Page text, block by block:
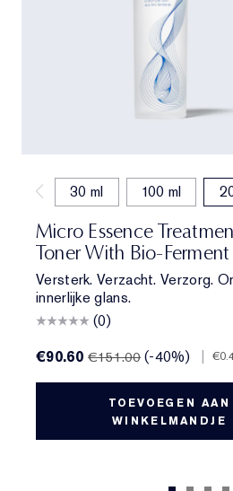
30 ml 100 ml
Micro Essence
Toner With Bio-Ferment
Versterk. Verzacht. Verzorg.
innerlijke glans.
(0)
€90.60€151.00 (-40%) |
TOEVOEGEN AAN
WINKELMANDJE